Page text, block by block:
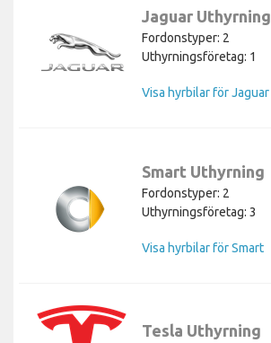
Jaguar Uthyrning
Fordonstyper: 2
Uthyrningsföretag: 1
Visa hyrbilar för Jaguar
Smart Uthyrning
Fordonstyper: 2
Uthyrningsföretag: 3
Visa hyrbilar för Smart
Tesla Uthyrning